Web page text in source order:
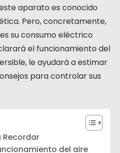
aparato es conocido
Pero, concretamente,
su consumo eléctrico
el funcionamiento del
le ayudará a estimar
para controlar sus
Recordar
del aire